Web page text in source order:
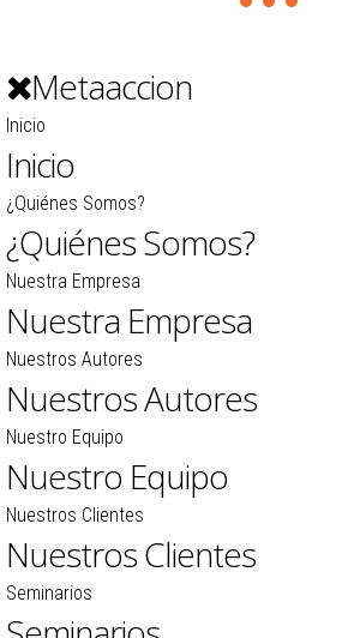
Metaaccion
Inicio
Inicio
¿Quiénes Somos?
¿Quiénes Somos?
Nuestra Empresa
Nuestra Empresa
Nuestros Autores
Nuestros Autores
Nuestro Equipo
Nuestro Equipo
Nuestros Clientes
Nuestros Clientes
Seminarios